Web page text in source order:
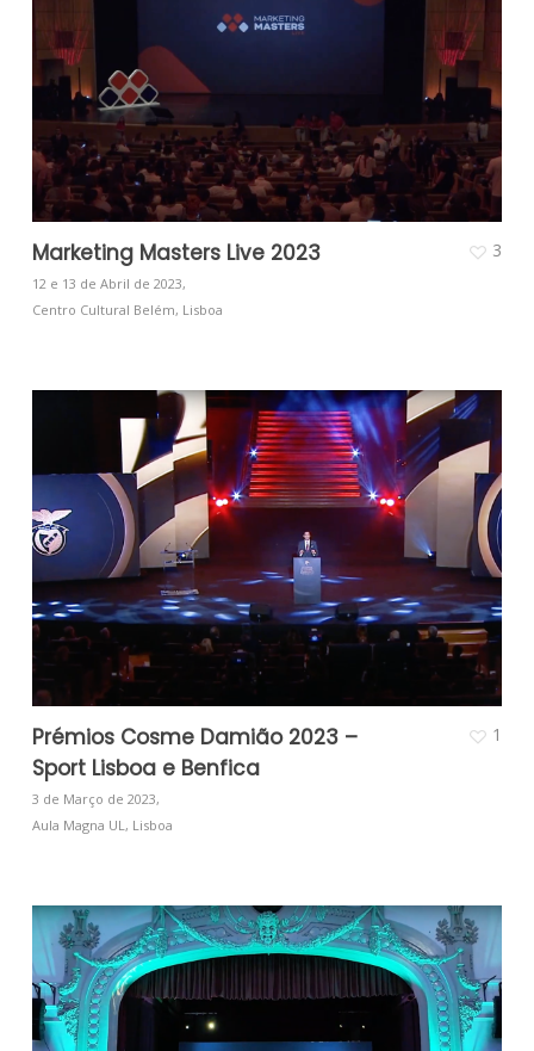
Marketing Masters Live 2023
12 e 13 de Abril de 2023,
Centro Cultural Belém, Lisboa
3
Prémios Cosme Damião 2023 –
Sport Lisboa e Benfica
3 de Março de 2023,
Aula Magna UL, Lisboa
1